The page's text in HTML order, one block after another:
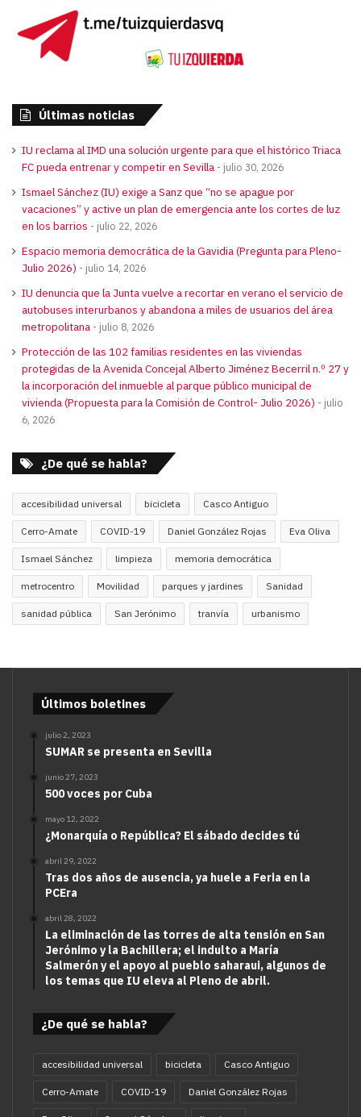
Últimas noticias
IU reclama al IMD una solución urgente para que el histórico Triaca
FC pueda entrenar y competir en Sevilla
julio 30, 2026
Ismael Sánchez (IU) exige a Sanz que “no se apague por
vacaciones” y active un plan de emergencia ante los cortes de luz
en los barrios
julio 22, 2026
Espacio memoria democrática de la Gavidia (Pregunta para Pleno-
Julio 2026)
julio 14, 2026
IU denuncia que la Junta vuelve a recortar en verano el servicio de
autobuses interurbanos y abandona a miles de usuarios del área
metropolitana
julio 8, 2026
Protección de las 102 familias residentes en las viviendas
protegidas de la Avenida Concejal Alberto Jiménez Becerril n.º 27 y
la incorporación del inmueble al parque público municipal de
vivienda (Propuesta para la Comisión de Control- Julio 2026)
julio
6, 2026
¿De qué se habla?
accesibilidad universal bicicleta Casco Antiguo
Cerro-Amate COVID-19 Daniel González Rojas Eva Oliva
Ismael Sánchez limpieza memoria democrática
metrocentro Movilidad parques y jardines Sanidad
sanidad pública San Jerónimo tranvía urbanismo
Últimos boletines
julio 2, 2023
SUMAR se presenta en Sevilla
junio 27, 2023
500 voces por Cuba
mayo 12, 2022
¿Monarquía o República? El sábado decides tú
abril 29, 2022
Tras dos años de ausencia, ya huele a Feria en la
PCEra
abril 28, 2022
La eliminación de las torres de alta tensión en San
Jerónimo y la Bachillera; el indulto a María
Salmerón y el apoyo al pueblo saharaui, algunos de
los temas que IU eleva al Pleno de abril.
¿De qué se habla?
accesibilidad universal bicicleta Casco Antiguo
Cerro-Amate COVID-19 Daniel González Rojas